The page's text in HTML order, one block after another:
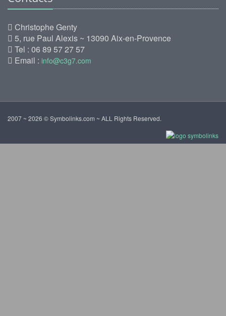
Christophe Genty
5, rue Paul Alexis ~ 13090 Aix-en-Provence
Tel : 06 89 57 27 57
Email : info@c3g7.com
2007 ~ 2026 © Symbolinks.com ~ ALL Rights Reserved.